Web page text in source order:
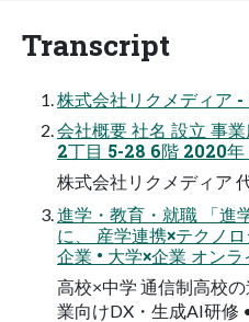
Transcript
株式会社リクメディア
会社概要 社名 設⽴ 事
2丁⽬ 5-28 6階 2020年
株式会社リクメディア
進学・教育・就職 「進
に、 産学連携×テクノ
企業 • ⼤学×企業 オン
⾼校×中学 通信制⾼校
業向けDX・⽣成AI研修